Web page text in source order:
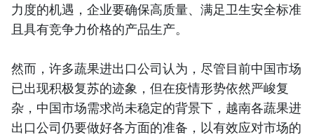
力度的机遇，企业要确保高质量、满足卫生安全标准
且具有竞争力价格的产品生产。
然而，许多蔬果进出口公司认为，尽管目前中国市场
已出现积极复苏的迹象，但在疫情形势依然严峻复
杂，中国市场需求尚未稳定的背景下，越南各蔬果进
出口公司仍要做好各方面的准备，以有效应对市场的